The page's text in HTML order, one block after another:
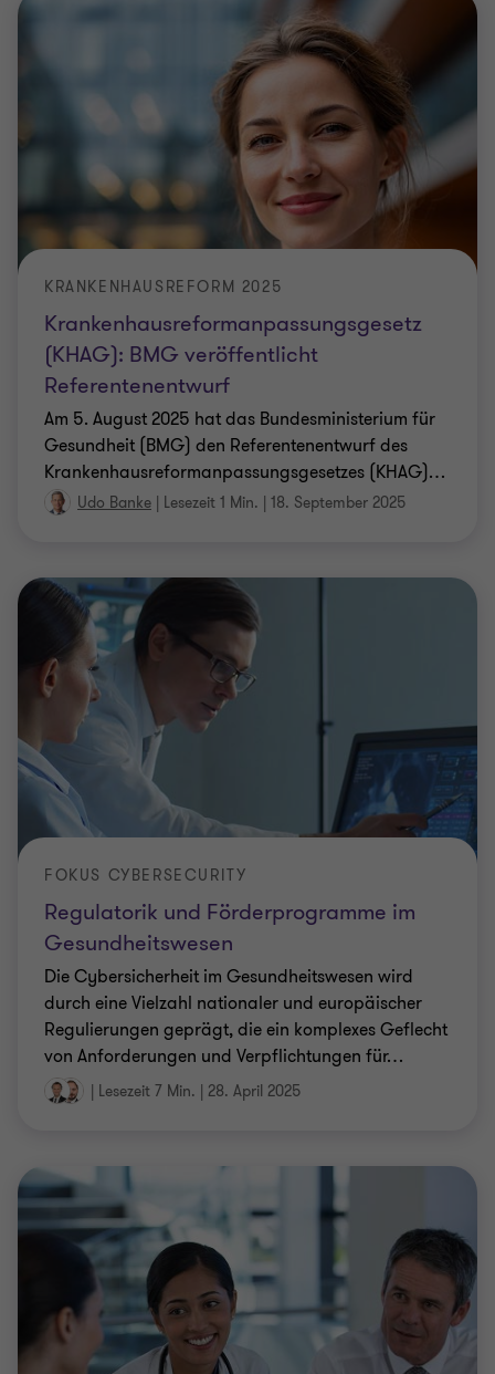
Krankenhausreformanpassungsgesetz
(KHAG): BMG veröffentlicht
Referentenentwurf
KRANKENHAUSREFORM 2025
Am 5. August 2025 hat das Bundesministerium für
Gesundheit (BMG) den Referentenentwurf des
Krankenhausreformanpassungsgesetzes (KHAG)…
Udo Banke | Lesezeit 1 Min. | 18. September 2025
Regulatorik und Förderprogramme im
Gesundheitswesen
FOKUS CYBERSECURITY
Die Cybersicherheit im Gesundheitswesen wird
durch eine Vielzahl nationaler und europäischer
Regulierungen geprägt, die ein komplexes Geflecht
von Anforderungen und Verpflichtungen für…
| Lesezeit 7 Min. | 28. April 2025